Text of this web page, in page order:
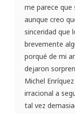
me parece que
aunque creo
sinceridad que
brevemente
porqué de mi
dejaron
Michel
irracional a
tal vez